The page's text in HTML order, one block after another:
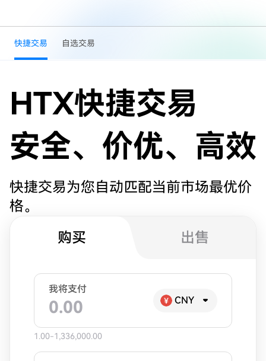
快捷交易 自选交易
HTX快捷交易
安全、价优、高效
快捷交易为您自动匹配当前市场最优价
格。
购买
出售
我将支付
CNY
1.00-1,336,000.00